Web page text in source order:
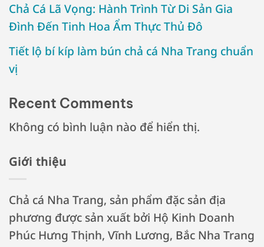
Chả Cá Lã Vọng: Hành Trình Từ Di Sản Gia
Đình Đến Tinh Hoa Ẩm Thực Thủ Đô
Tiết lộ bí kíp làm bún chả cá Nha Trang chuẩn
vị
Recent Comments
Không có bình luận nào để hiển thị.
Giới thiệu
Chả cá Nha Trang, sản phẩm đặc sản địa
phương được sản xuất bởi Hộ Kinh Doanh
Phúc Hưng Thịnh, Vĩnh Lương, Bắc Nha Trang